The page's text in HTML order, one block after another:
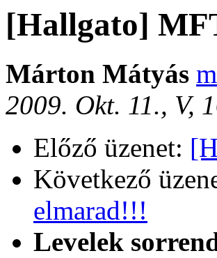
[Hallgato]
Márton Mátyás
2009. Okt. 11., V,
Előző üzenet:
Következő
elmarad!!!
Levelek